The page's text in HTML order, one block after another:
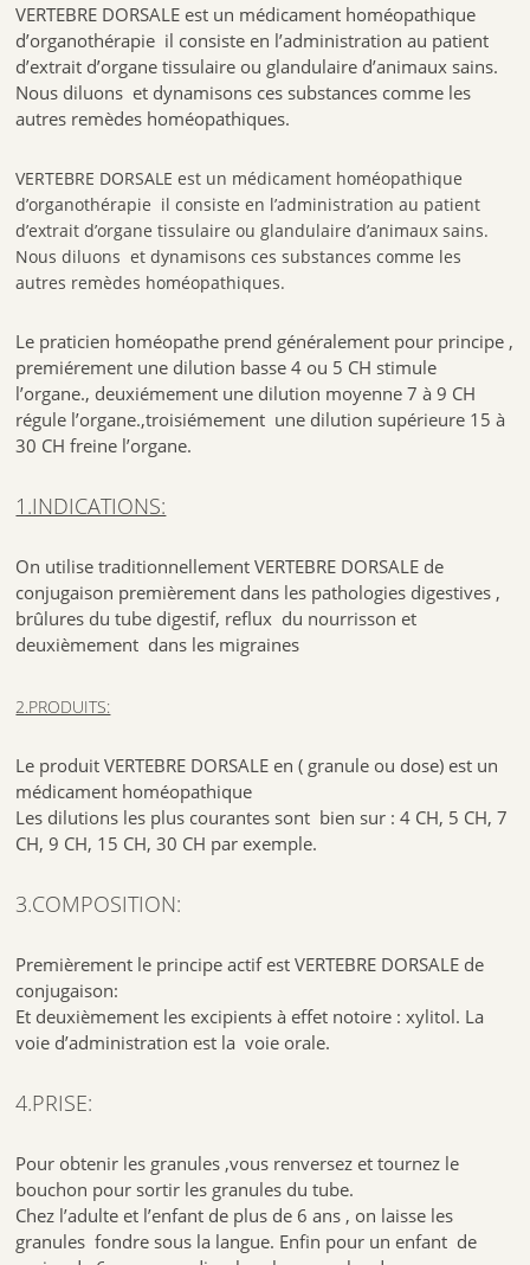
VERTEBRE DORSALE est un médicament homéopathique
d’organothérapie il consiste en l’administration au patient
d’extrait d’organe tissulaire ou glandulaire d’animaux sains.
Nous diluons et dynamisons ces substances comme les
autres remèdes homéopathiques.
VERTEBRE DORSALE est un médicament homéopathique
d’organothérapie il consiste en l’administration au patient
d’extrait d’organe tissulaire ou glandulaire d’animaux sains.
Nous diluons et dynamisons ces substances comme les
autres remèdes homéopathiques.
Le praticien homéopathe prend généralement pour principe ,
premiérement une dilution basse 4 ou 5 CH stimule
l’organe., deuxiémement une dilution moyenne 7 à 9 CH
régule l’organe.,troisiémement une dilution supérieure 15 à
30 CH freine l’organe.
1.INDICATIONS:
On utilise traditionnellement VERTEBRE DORSALE de
conjugaison premièrement dans les pathologies digestives ,
brûlures du tube digestif, reflux du nourrisson et
deuxièmement dans les migraines
2.PRODUITS:
Le produit VERTEBRE DORSALE en ( granule ou dose) est un
médicament homéopathique
Les dilutions les plus courantes sont bien sur : 4 CH, 5 CH, 7
CH, 9 CH, 15 CH, 30 CH par exemple.
3.COMPOSITION:
Premièrement le principe actif est VERTEBRE DORSALE de
conjugaison:
Et deuxièmement les excipients à effet notoire : xylitol. La
voie d’administration est la voie orale.
4.PRISE:
Pour obtenir les granules ,vous renversez et tournez le
bouchon pour sortir les granules du tube.
Chez l’adulte et l’enfant de plus de 6 ans , on laisse les
granules fondre sous la langue. Enfin pour un enfant de